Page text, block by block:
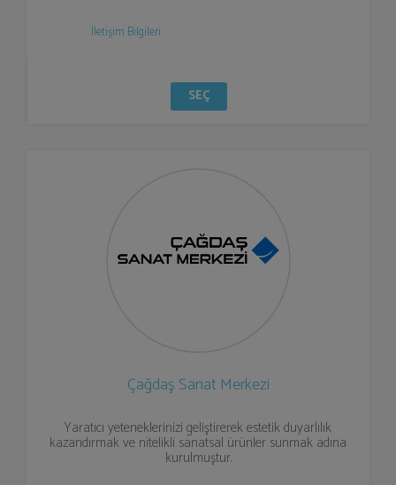
İletişim Bilgileri
SEÇ
Çağdaş Sanat Merkezi
Yaratıcı yeteneklerinizi geliştirerek estetik duyarlılık
kazandırmak ve nitelikli sanatsal ürünler sunmak adına
kurulmuştur.